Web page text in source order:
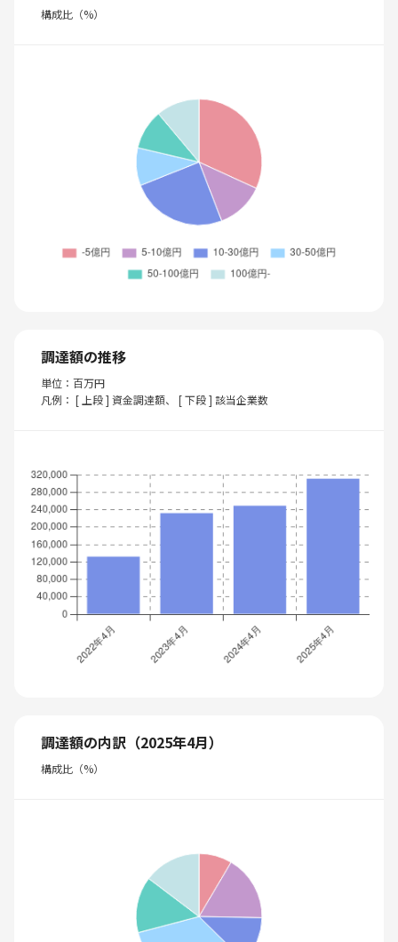
構成比（%）
調達額の推移
単位：百万円
凡例： [ 上段 ] 資金調達額、 [ 下段 ] 該当企業数
調達額の内訳（2025年4月）
構成比（%）